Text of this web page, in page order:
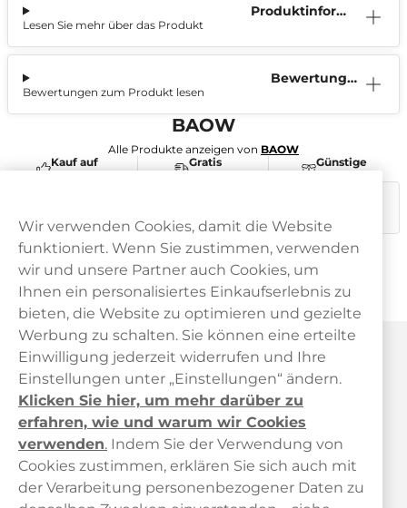
Produktinform
Lesen Sie mehr über das Produkt
Bewertunge
Bewertungen zum Produkt lesen
BAOW
Alle Produkte anzeigen von BAOW
Kauf auf
Rechnung
Gratis
Versand
Günstige
Preise
Haypp Österreich
Kundendienst
Wir verwenden Cookies, damit die Website
funktioniert. Wenn Sie zustimmen, verwenden
wir und unsere Partner auch Cookies, um
Ihnen ein personalisiertes Einkaufserlebnis zu
bieten, die Website zu optimieren und gezielte
Werbung zu schalten. Sie können eine erteilte
Einwilligung jederzeit widerrufen und Ihre
Einstellungen unter „Einstellungen“ ändern.
Klicken Sie hier, um mehr darüber zu
erfahren, wie und warum wir Cookies
verwenden. Indem Sie der Verwendung von
Cookies zustimmen, erklären Sie sich auch mit
der Verarbeitung personenbezogener Daten zu